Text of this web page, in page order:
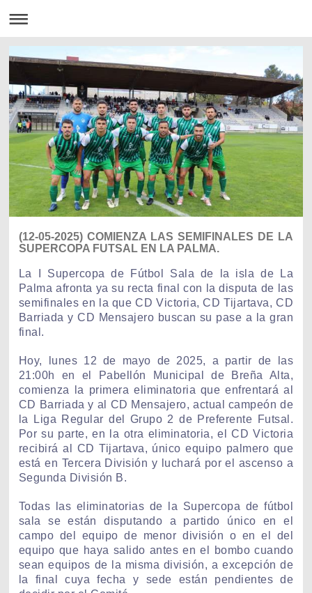
(12-05-2025) COMIENZA LAS SEMIFINALES DE LA
SUPERCOPA FUTSAL EN LA PALMA.
La I Supercopa de Fútbol Sala de la isla de La
Palma afronta ya su recta final con la disputa de las
semifinales en la que CD Victoria, CD Tijartava, CD
Barriada y CD Mensajero buscan su pase a la gran
final.
Hoy, lunes 12 de mayo de 2025, a partir de las
21:00h en el Pabellón Municipal de Breña Alta,
comienza la primera eliminatoria que enfrentará al
CD Barriada y al CD Mensajero, actual campeón de
la Liga Regular del Grupo 2 de Preferente Futsal.
Por su parte, en la otra eliminatoria, el CD Victoria
recibirá al CD Tijartava, único equipo palmero que
está en Tercera División y luchará por el ascenso a
Segunda División B.
Todas las eliminatorias de la Supercopa de fútbol
sala se están disputando a partido único en el
campo del equipo de menor división o en el del
equipo que haya salido antes en el bombo cuando
sean equipos de la misma división, a excepción de
la final cuya fecha y sede están pendientes de